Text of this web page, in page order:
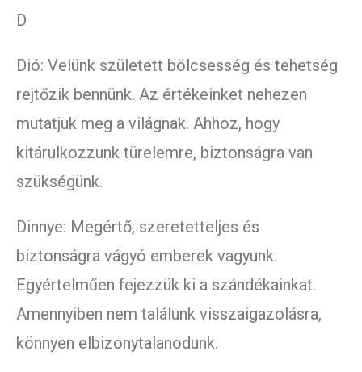
D
Dió: Velünk született bölcsesség és tehetség
rejtőzik bennünk. Az értékeinket nehezen
mutatjuk meg a világnak. Ahhoz, hogy
kitárulkozzunk türelemre, biztonságra van
szükségünk.
Dinnye: Megértő, szeretetteljes és
biztonságra vágyó emberek vagyunk.
Egyértelműen fejezzük ki a szándékainkat.
Amennyiben nem találunk visszaigazolásra,
könnyen elbizonytalanodunk.